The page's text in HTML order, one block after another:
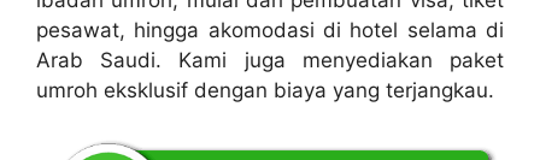
pesawat, hingga akomodasi di hotel selama di
Arab Saudi. Kami juga menyediakan paket
umroh eksklusif dengan biaya yang terjangkau.